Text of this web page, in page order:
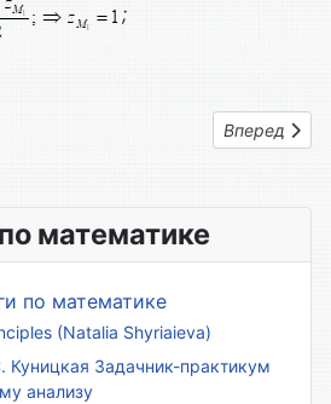
математике
по математике
(Natalia Shyriaieva)
Куницкая Задачник-практикум
анализу
;
№ 22 Следующий:
Вперед